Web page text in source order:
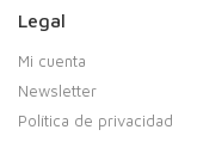
Legal
Mi cuenta
Newsletter
Política de privacidad